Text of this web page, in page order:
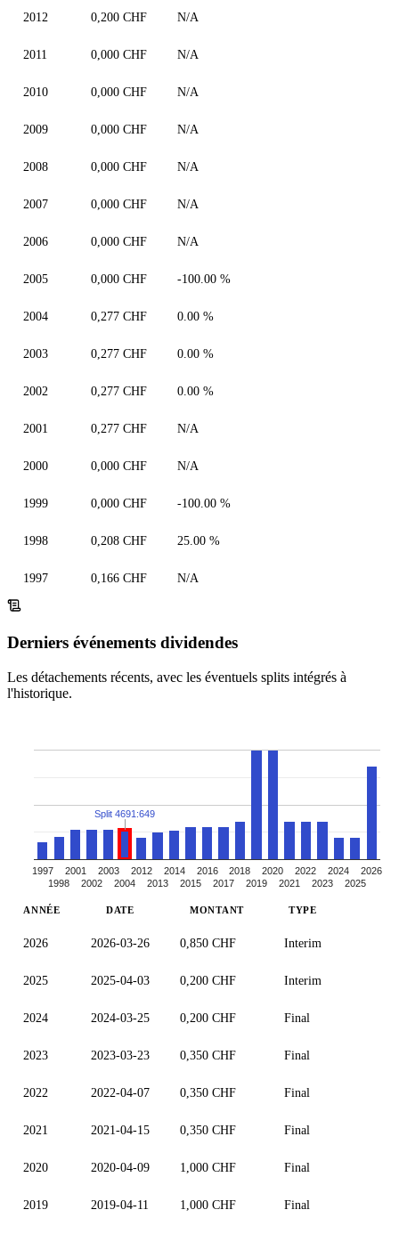
2012 0,200 CHF N/A
2011 0,000 CHF N/A
2010 0,000 CHF N/A
2009 0,000 CHF N/A
2008 0,000 CHF N/A
2007 0,000 CHF N/A
2006 0,000 CHF N/A
2005 0,000 CHF -100.00 %
2004 0,277 CHF 0.00 %
2003 0,277 CHF 0.00 %
2002 0,277 CHF 0.00 %
2001 0,277 CHF N/A
2000 0,000 CHF N/A
1999 0,000 CHF -100.00 %
1998 0,208 CHF 25.00 %
1997 0,166 CHF N/A
Derniers événements dividendes
Les détachements récents, avec les éventuels splits intégrés à
l'historique.
1997
1998
2001
2002
2003
2004
2012
2013
2014
2015
2016
2017
2018
2019
2020
2021
2022
2023
2024
2025
2026
Split 4691:649
ANNÉE DATE MONTANT TYPE
2026 2026-03-26 0,850 CHF Interim
2025 2025-04-03 0,200 CHF Interim
2024 2024-03-25 0,200 CHF Final
2023 2023-03-23 0,350 CHF Final
2022 2022-04-07 0,350 CHF Final
2021 2021-04-15 0,350 CHF Final
2020 2020-04-09 1,000 CHF Final
2019 2019-04-11 1,000 CHF Final